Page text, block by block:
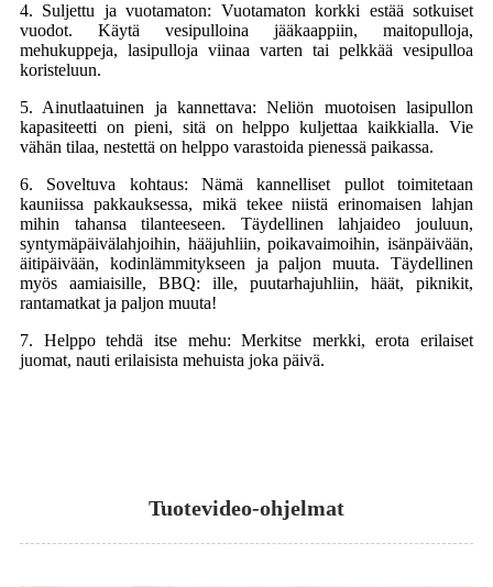
4. Suljettu ja vuotamaton: Vuotamaton korkki estää sotkuiset
vuodot. Käytä vesipulloina jääkaappiin, maitopulloja,
mehukuppeja, lasipulloja viinaa varten tai pelkkää vesipulloa
koristeluun.
5. Ainutlaatuinen ja kannettava: Neliön muotoisen lasipullon
kapasiteetti on pieni, sitä on helppo kuljettaa kaikkialla. Vie
vähän tilaa, nestettä on helppo varastoida pienessä paikassa.
6. Soveltuva kohtaus: Nämä kannelliset pullot toimitetaan
kauniissa pakkauksessa, mikä tekee niistä erinomaisen lahjan
mihin tahansa tilanteeseen. Täydellinen lahjaideo jouluun,
syntymäpäivälahjoihin, hääjuhliin, poikavaimoihin, isänpäivään,
äitipäivään, kodinlämmitykseen ja paljon muuta. Täydellinen
myös aamiaisille, BBQ: ille, puutarhajuhliin, häät, piknikit,
rantamatkat ja paljon muuta!
7. Helppo tehdä itse mehu: Merkitse merkki, erota erilaiset
juomat, nauti erilaisista mehuista joka päivä.
Tuotevideo-ohjelmat